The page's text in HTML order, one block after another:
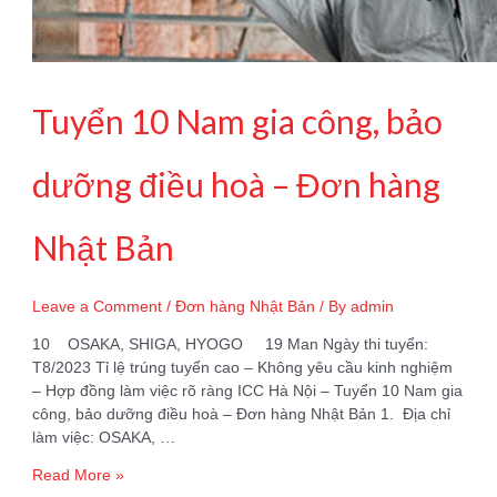
Tuyển 10 Nam gia công, bảo
dưỡng điều hoà – Đơn hàng
Nhật Bản
Leave a Comment /Đơn hàng Nhật Bản / Byadmin
10 OSAKA, SHIGA, HYOGO 19 Man Ngày thi tuyển:
T8/2023 Tỉ lệ trúng tuyển cao – Không yêu cầu kinh nghiệm
– Hợp đồng làm việc rõ ràng ICC Hà Nội – Tuyển 10 Nam gia
công, bảo dưỡng điều hoà – Đơn hàng Nhật Bản 1. Địa chỉ
làm việc: OSAKA, …
Tuyển
Read More »